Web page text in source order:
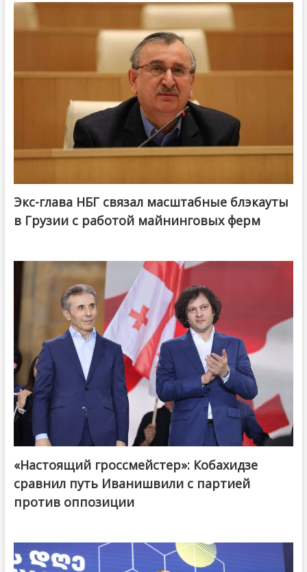
Экс-глава НБГ связал масштабные блэкауты
в Грузии с работой майнинговых ферм
@ქართული ოცნება / Georgian Dream
«Настоящий гроссмейстер»: Кобахидзе
сравнил путь Иванишвили с партией
против оппозиции